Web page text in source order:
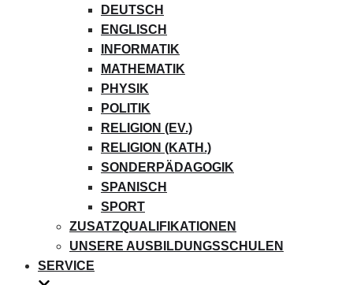
DEUTSCH
ENGLISCH
INFORMATIK
MATHEMATIK
PHYSIK
POLITIK
RELIGION (EV.)
RELIGION (KATH.)
SONDERPÄDAGOGIK
SPANISCH
SPORT
ZUSATZQUALIFIKATIONEN
UNSERE AUSBILDUNGSSCHULEN
SERVICE